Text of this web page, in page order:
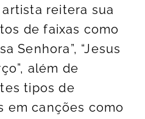
reitera sua
de faixas como
Senhora”, “Jesus
além de
tipos de
em canções como